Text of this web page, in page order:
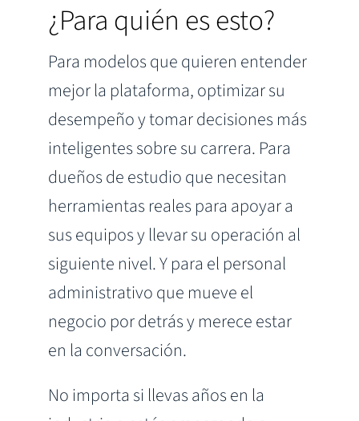
¿Para quién es esto?
Para modelos que quieren entender
mejor la plataforma, optimizar su
desempeño y tomar decisiones más
inteligentes sobre su carrera. Para
dueños de estudio que necesitan
herramientas reales para apoyar a
sus equipos y llevar su operación al
siguiente nivel. Y para el personal
administrativo que mueve el
negocio por detrás y merece estar
en la conversación.
No importa si llevas años en la